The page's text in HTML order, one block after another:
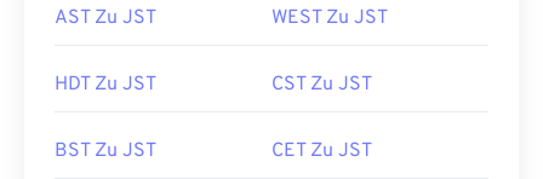
AST Zu JST WEST Zu JST
HDT Zu JST CST Zu JST
BST Zu JST CET Zu JST